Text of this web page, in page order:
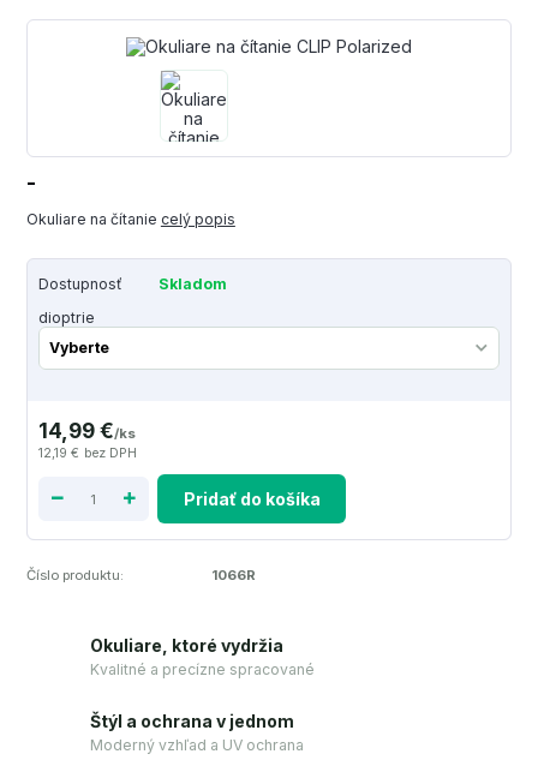
-
Okuliare na čítanie celý popis
Dostupnosť
Skladom
dioptrie
14,99 €/ks
12,19 € bez DPH
Pridať do košíka
Číslo produktu: 1066R
Okuliare, ktoré vydržia
Kvalitné a precízne spracované
Štýl a ochrana v jednom
Moderný vzhľad a UV ochrana